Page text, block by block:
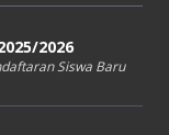
2026
Siswa Baru